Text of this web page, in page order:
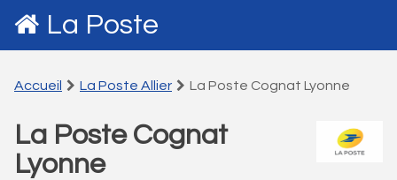
La Poste
Accueil La Poste Allier La Poste Cognat Lyonne
La Poste Cognat
Lyonne